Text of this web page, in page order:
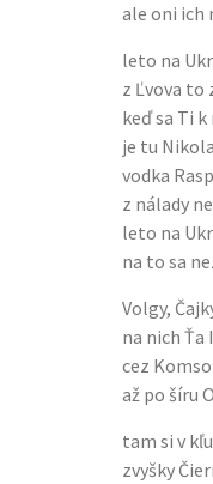
ale oni ich
leto na
z Ľvova to
keď sa Ti
je tu
vodka
z nálady
leto na
na to sa
Volgy,
na nich Ťa
cez
až po šíru
tam si v
zvyšky